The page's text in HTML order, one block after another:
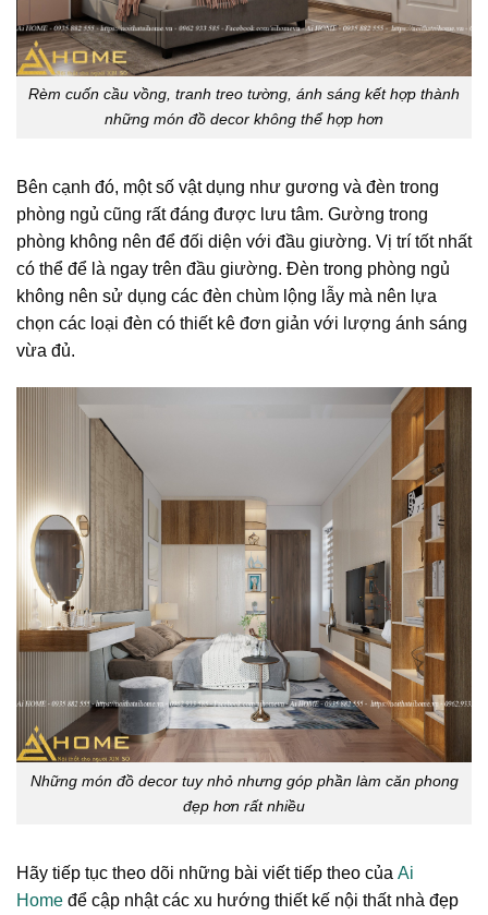
Rèm cuốn cầu vồng, tranh treo tường, ánh sáng kết hợp thành
những món đồ decor không thể hợp hơn
Bên cạnh đó, một số vật dụng như gương và đèn trong
phòng ngủ cũng rất đáng được lưu tâm. Gường trong
phòng không nên để đối diện với đầu giường. Vị trí tốt nhất
có thể để là ngay trên đầu giường. Đèn trong phòng ngủ
không nên sử dụng các đèn chùm lộng lẫy mà nên lựa
chọn các loại đèn có thiết kê đơn giản với lượng ánh sáng
vừa đủ.
Những món đồ decor tuy nhỏ nhưng góp phần làm căn phong
đẹp hơn rất nhiều
Hãy tiếp tục theo dõi những bài viết tiếp theo của Ai
Home để cập nhật các xu hướng thiết kế nội thất nhà đẹp